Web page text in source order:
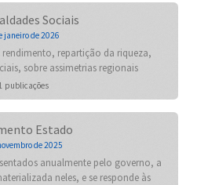
Sociais
janeiro de 2026
rendimento, repartição da riqueza,
sobre assimetrias regionais
publicações
Estado
de 2025
anualmente pelo governo, a
neles, e se responde às